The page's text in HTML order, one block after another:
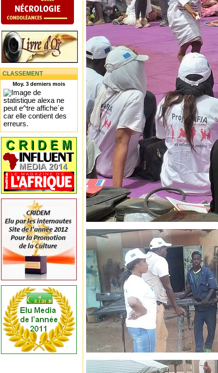
CLASSEMENT
Moy. 3 derniers mois